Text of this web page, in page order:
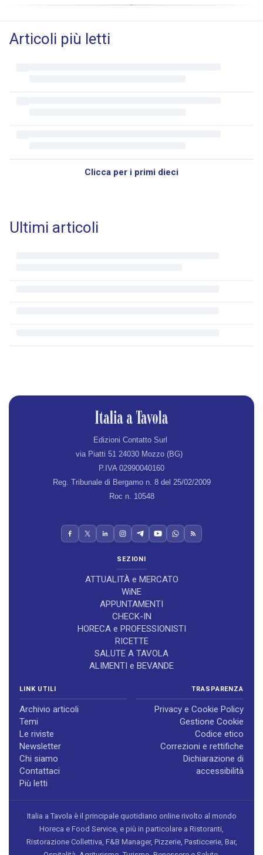
Articoli più letti
Clicca per i primi dieci
Ultimi articoli
Edizioni Contatto Surl
via Piatti 51 24030 Mozzo (BG)
P.IVA 02990040160
Reg. Tribunale di Bergamo n. 8 del 25/02/2009
Roc n. 10548
SEZIONI
ATTUALITÀ e MERCATO
WiNE
APPUNTAMENTI
CHECK-IN
HORECA e PROFESSIONISTI
RICETTE
SALUTE A TAVOLA
ALIMENTI e BEVANDE
LINK UTILI
Archivio articoli
Temi
Le riviste
Newsletter
Chi siamo
Contattaci
Più letti
TRASPARENZA
Privacy e Cookie Policy
Gestione Cookie
Codice etico
Correzioni e rettifiche
Dichiarazione di
accessibilità
Italia a Tavola è il principale quotidiano online rivolto al mondo
Horeca e Food Service, e più in particolare a Ristoranti,
Ristorazione Collettiva, F&B Manager, Pizzerie, Pasticcerie, Bar,